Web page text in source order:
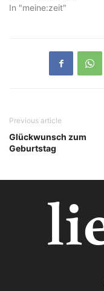
In "meine:zeit"
Previous article
Glückwunsch zum
Geburtstag